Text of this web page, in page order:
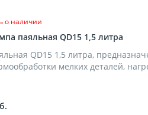
о наличии
паяльная QD15 1,5 литра
QD15 1,5 литра,
мелких деталей,